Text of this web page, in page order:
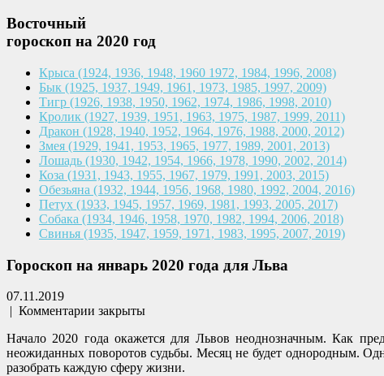
Восточный
гороскоп на 2020 год
Крыса (1924, 1936, 1948, 1960 1972, 1984, 1996, 2008)
Бык (1925, 1937, 1949, 1961, 1973, 1985, 1997, 2009)
Тигр (1926, 1938, 1950, 1962, 1974, 1986, 1998, 2010)
Кролик (1927, 1939, 1951, 1963, 1975, 1987, 1999, 2011)
Дракон (1928, 1940, 1952, 1964, 1976, 1988, 2000, 2012)
Змея (1929, 1941, 1953, 1965, 1977, 1989, 2001, 2013)
Лошадь (1930, 1942, 1954, 1966, 1978, 1990, 2002, 2014)
Коза (1931, 1943, 1955, 1967, 1979, 1991, 2003, 2015)
Обезьяна (1932, 1944, 1956, 1968, 1980, 1992, 2004, 2016)
Петух (1933, 1945, 1957, 1969, 1981, 1993, 2005, 2017)
Собака (1934, 1946, 1958, 1970, 1982, 1994, 2006, 2018)
Свинья (1935, 1947, 1959, 1971, 1983, 1995, 2007, 2019)
Гороскоп на январь 2020 года для Льва
07.11.2019
| Комментарии закрыты
Начало 2020 года окажется для Львов неоднозначным. Как
неожиданных поворотов судьбы. Месяц не будет однородным.
разобрать каждую сферу жизни.